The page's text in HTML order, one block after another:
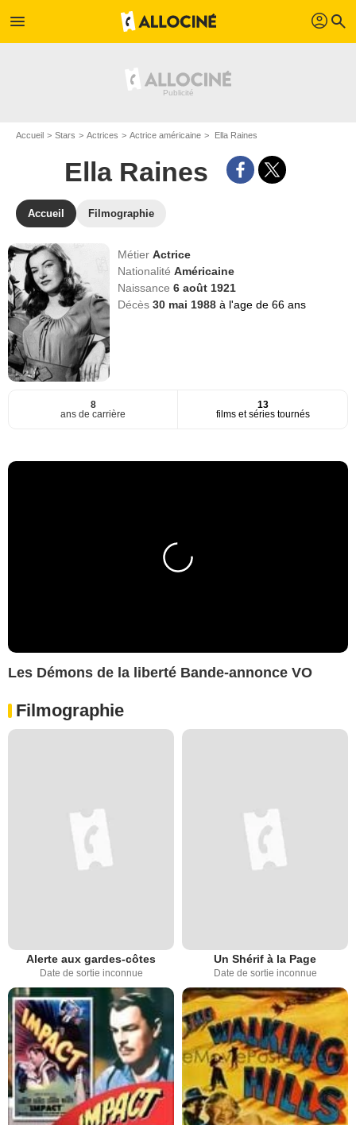
menu profil search
Accueil Stars Actrices Actrice américaine Ella Raines
Ella Raines
Accueil Filmographie
MétierActrice
NationalitéAméricaine
Naissance6 août 1921
Décès30 mai 1988à l'age de 66 ans
8
ans de carrière
13
films et séries tournés
Les Démons de la liberté Bande-annonce VO
Filmographie
Alerte aux gardes-côtes
Date de sortie inconnue
Un Shérif à la Page
Date de sortie inconnue